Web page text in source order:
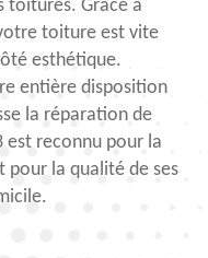
toitures. Grâce à
toiture est vite
esthétique.
entière disposition
la réparation de
reconnu pour la
pour la qualité de ses